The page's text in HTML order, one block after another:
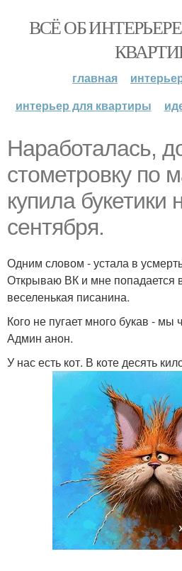
ВСЁ ОБ
главная
интерьер для квартиры
Наработалась,
стометровку по
купила букетики
сентября.
Одним словом - устала в
Открываю ВК и мне попадается
веселенькая писанина.
Кого не пугает много букав - мы
Админ анон.
У нас есть кот. В коте десять